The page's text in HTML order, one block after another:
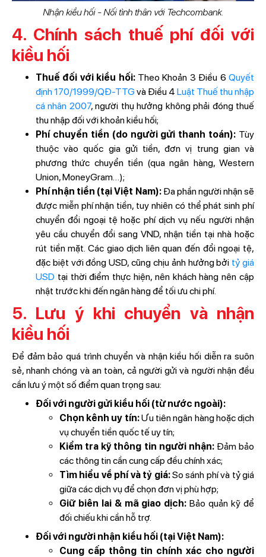
Nhận kiều hối - Nối tình thân với Techcombank.
4. Chính sách thuế phí đối với
kiều hối
Thuế đối với kiều hối:Theo Khoản 3 Điều 6Quyết
định 170/1999/QĐ-TTG và Điều 4Luật Thuế thu nhập
cá nhân 2007, người thụ hưởng không phải đóng thuế
thu nhập đối với khoản kiều hối;
Phí chuyển tiền (do người gửi thanh toán): Tùy
thuộc vào quốc gia gửi tiền, đơn vị trung gian và
phương thức chuyển tiền (qua ngân hàng, Western
Union, MoneyGram…);
Phí nhận tiền (tại Việt Nam): Đa phần người nhận sẽ
được miễn phí nhận tiền, tuy nhiên có thể phát sinh phí
chuyển đổi ngoại tệ hoặc phí dịch vụ nếu người nhận
yêu cầu chuyển đổi sang VND, nhận tiền tại nhà hoặc
rút tiền mặt. Các giao dịch liên quan đến đổi ngoại tệ,
đặc biệt với đồng USD, cũng chịu ảnh hưởng bởi tỷ giá
USD tại thời điểm thực hiện, nên khách hàng nên cập
nhật trước khi đến ngân hàng để tối ưu chi phí.
5. Lưu ý khi chuyển và nhận
kiều hối
Để đảm bảo quá trình chuyển và nhận kiều hối diễn ra suôn
sẻ, nhanh chóng và an toàn, cả người gửi và người nhận đều
cần lưu ý một số điểm quan trọng sau:
Đối với người gửi kiều hối (từ nước ngoài):
Chọn kênh uy tín:Ưu tiên ngân hàng hoặc dịch
vụ chuyển tiền quốc tế uy tín;
Kiểm tra kỹ thông tin người nhận: Đảm bảo
các thông tin cần cung cấp đều chính xác;
Tìm hiểu về phí và tỷ giá:So sánh phí và tỷ giá
giữa các dịch vụ để chọn đơn vị phù hợp;
Giữ biên lai & mã giao dịch: Bảo quản kỹ để
đối chiếu khi cần hỗ trợ.
Đối với người nhận kiều hối (tại Việt Nam):
Cung cấp thông tin chính xác cho người